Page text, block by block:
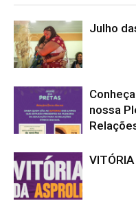
Julho
nossa